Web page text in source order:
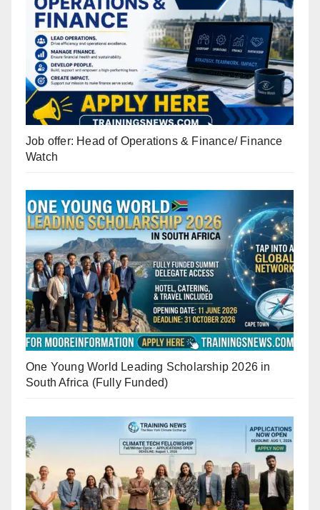
Job offer: Head of Operations & Finance/ Finance
Watch
One Young World Leading Scholarship 2026 in
South Africa (Fully Funded)